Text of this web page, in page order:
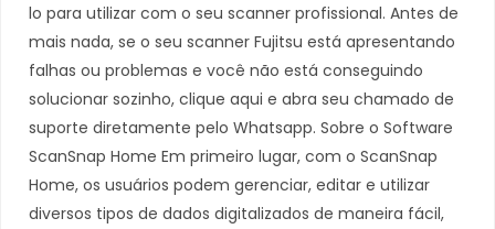
lo para utilizar com o seu scanner profissional. Antes de
mais nada, se o seu scanner Fujitsu está apresentando
falhas ou problemas e você não está conseguindo
solucionar sozinho, clique aqui e abra seu chamado de
suporte diretamente pelo Whatsapp. Sobre o Software
ScanSnap Home Em primeiro lugar, com o ScanSnap
Home, os usuários podem gerenciar, editar e utilizar
diversos tipos de dados digitalizados de maneira fácil,